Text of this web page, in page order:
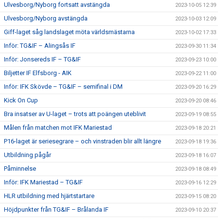
Ulvesborg/Nyborg fortsatt avstängda 2023-10-05 12:39
Ulvesborg/Nyborg avstängda 2023-10-03 12:09
Giff-laget såg landslaget möta världsmästarna 2023-10-02 17:33
Inför: TG&IF – Alingsås IF 2023-09-30 11:34
Inför: Jonsereds IF – TG&IF 2023-09-23 10:00
Biljetter IF Elfsborg - AIK 2023-09-22 11:00
Inför: IFK Skövde – TG&IF – semifinal i DM 2023-09-20 16:29
Kick On Cup 2023-09-20 08:46
Bra insatser av U-laget – trots att poängen uteblivit 2023-09-19 08:55
Målen från matchen mot IFK Mariestad 2023-09-18 20:21
P16-laget är seriesegrare – och vinstraden blir allt längre 2023-09-18 19:36
Utbildning pågår 2023-09-18 16:07
Påminnelse 2023-09-18 08:49
Inför: IFK Mariestad – TG&IF 2023-09-16 12:29
HLR utbildning med hjärtstartare 2023-09-15 08:20
Höjdpunkter från TG&IF – Brålanda IF 2023-09-10 20:37